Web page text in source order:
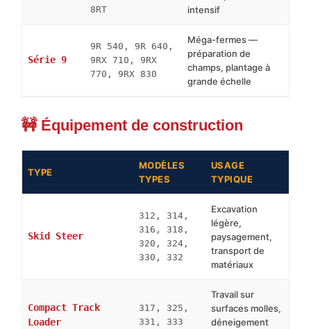
8RT
intensif
Série 9
9R 540, 9R 640,
9RX 710, 9RX
770, 9RX 830
Méga-fermes —
préparation de
champs, plantage à
grande échelle
🚧 Équipement de construction
TYPE
MODÈLES
TYPES
USAGE
TYPIQUE
Skid Steer
312, 314,
316, 318,
320, 324,
330, 332
Excavation
légère,
paysagement,
transport de
matériaux
Compact Track
Loader
317, 325,
331, 333
Travail sur
surfaces molles,
déneigement